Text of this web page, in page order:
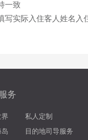
一致
写实际入住客人姓名
务
私人定制
目的地司导服务